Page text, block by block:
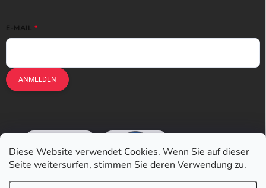
Diese Website verwendet Cookies. Wenn Sie auf dieser
Seite weitersurfen, stimmen Sie deren Verwendung zu.
E-MAIL
ANMELDEN